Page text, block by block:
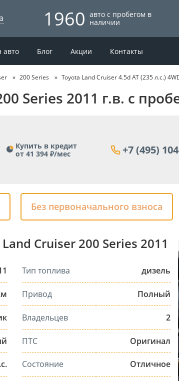
1960 авто с пробегом в
наличии
авто Блог Акции Контакты
200 Series Toyota Land Cruiser 4.5d AT (235 л.с.)
Series 2011 г.в. с
Купить в кредит
от 41 394 ₽/мес
+7 (495)
Без первоначального взноса
Cruiser 200 Series 2011
Тип топлива дизель
Привод Полный
Владельцев 2
ПТС Оригинал
Состояние Отличное